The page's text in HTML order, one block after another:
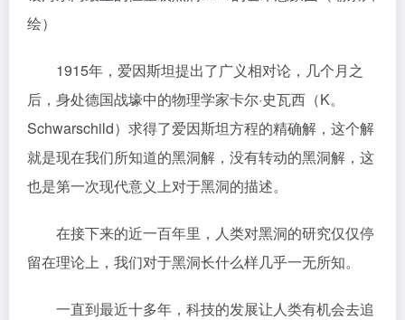
绘）
1915年，爱因斯坦提出了广义相对论，几个月之
后，身处德国战壕中的物理学家卡尔·史瓦西（K。
Schwarschild）求得了爱因斯坦方程的精确解，这个解
就是现在我们所知道的黑洞解，没有转动的黑洞解，这
也是第一次现代意义上对于黑洞的描述。
在接下来的近一百年里，人类对黑洞的研究仅仅停
留在理论上，我们对于黑洞长什么样几乎一无所知。
一直到最近十多年，科技的发展让人类有机会去追